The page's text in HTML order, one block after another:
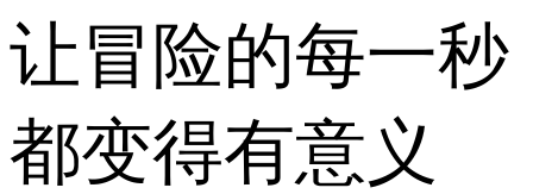
让冒险的每一秒
都变得有意义